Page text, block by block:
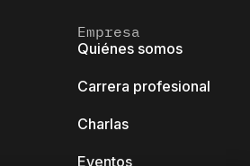
Empresa
Quiénes somos
Carrera profesional
Charlas
Eventos